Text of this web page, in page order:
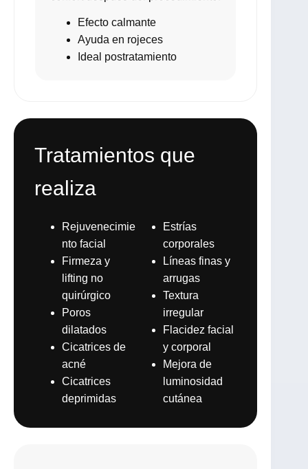
Efecto calmante
Ayuda en rojeces
Ideal postratamiento
Tratamientos que
realiza
Rejuvenecimie
nto facial
Firmeza y
lifting no
quirúrgico
Poros
dilatados
Cicatrices de
acné
Cicatrices
deprimidas
Estrías
corporales
Líneas finas y
arrugas
Textura
irregular
Flacidez facial
y corporal
Mejora de
luminosidad
cutánea